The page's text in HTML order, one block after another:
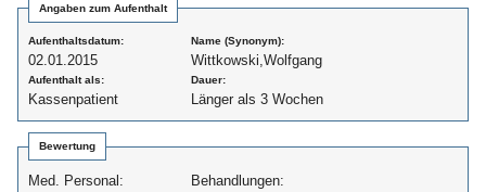
Angaben zum Aufenthalt
Aufenthaltsdatum:
02.01.2015
Name (Synonym):
Wittkowski,Wolfgang
Aufenthalt als:
Kassenpatient
Dauer:
Länger als 3 Wochen
Bewertung
Med. Personal: Behandlungen: